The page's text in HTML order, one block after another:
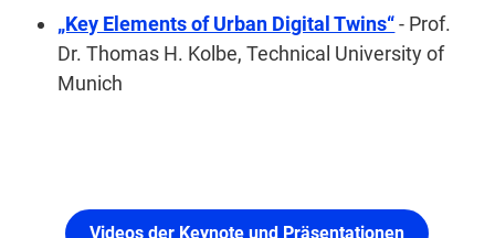
„Key Elements of Urban Digital Twins“- Prof.
Dr. Thomas H. Kolbe, Technical University of
Munich
Videos der Keynote und Präsentationen